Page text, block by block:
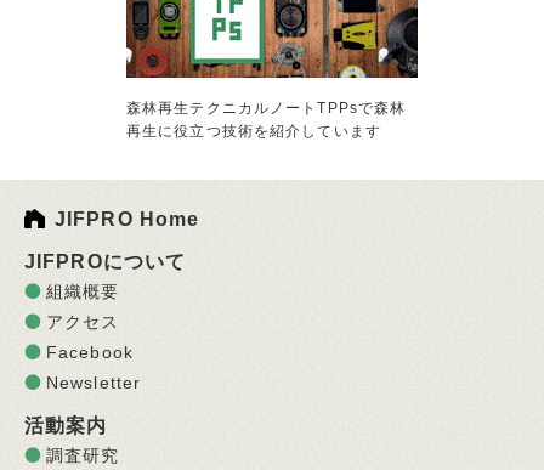
森林再生テクニカルノートTPPsで森林
再生に役立つ技術を紹介しています
JIFPRO Home
JIFPROについて
組織概要
アクセス
Facebook
Newsletter
活動案内
調査研究